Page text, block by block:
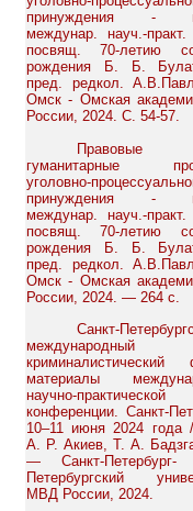
принуждения -
междунар. науч.-практ.
посвящ. 70-летию
рождения Б. Б.
пред. редкол.
Омск - Омская
России, 2024. С. 54-57.
гуманитарные
уголовно-
принуждения -
междунар. науч.-практ.
посвящ. 70-летию
рождения Б. Б.
пред. редкол.
Омск - Омская
России, 2024. — 264 с.
Санкт-
международный
криминалистический
материалы
научно-практической
конференции. Санкт-
10–11 июня 2024 года
А. Р. Акиев, Т. А.
— Санкт-Петербург-
Петербургский
МВД России, 2024.